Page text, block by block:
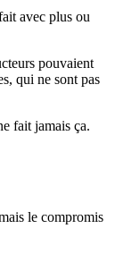
avec plus ou
pouvaient
qui ne sont pas
fait jamais ça.
le compromis